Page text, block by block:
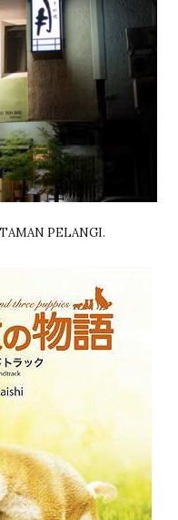
PELANGI.